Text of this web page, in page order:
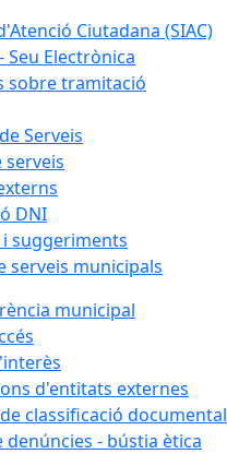
Ciutadana (SIAC)
Seu Electrònica
sobre tramitació
Serveis
serveis
DNI
i suggeriments
serveis municipals
municipal
d'entitats externes
classificació documental
denúncies - bústia ètica